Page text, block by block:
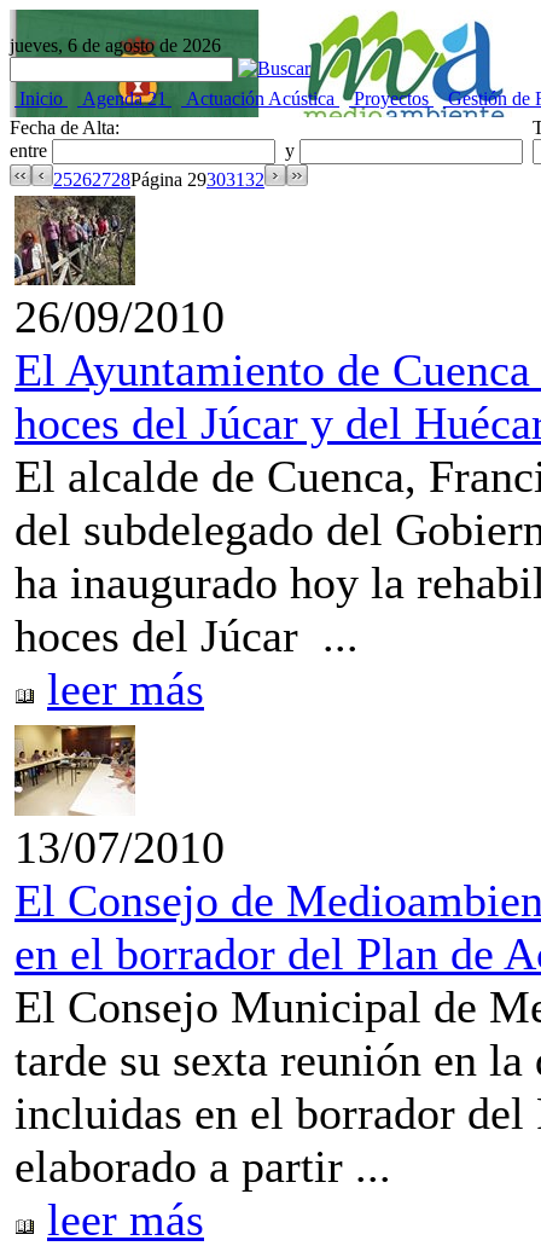
jueves, 6 de agosto de 2026
Inicio Agenda 21 Actuación Acústica Proyectos
Gestión de
Fecha de Alta:
entre
y
25262728Página 29303132
26/09/2010
El Ayuntamiento de
hoces del Júcar y del
El alcalde de Cuenca,
del subdelegado del
ha inaugurado hoy la
hoces del Júcar ...
leer más
13/07/2010
El Consejo de
en el borrador del Plan de
El Consejo Municipal de
tarde su sexta reunión en
incluidas en el borrador del
elaborado a partir ...
leer más